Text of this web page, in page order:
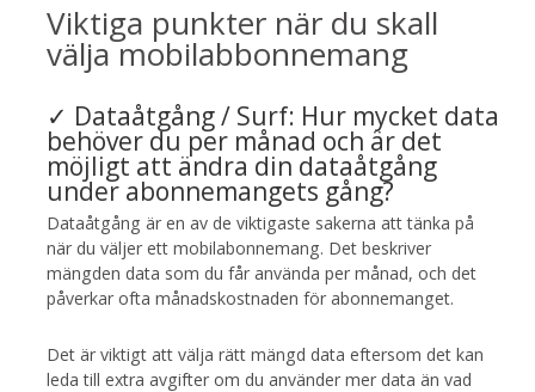
abonnemang och att det är enkelt att
hålla koll på familjens samlade
mobilanvändning.
för betalningen, men andra
medlemmar i familjen kan också få
tillgång till abonnemangets förmåner,
datamängd. Dessa abonnemang
brukar vara fördelaktiga så att man
kan spara pengar jämfört med om var
och en hade haft sitt eget
abonnemang och att det är enkelt att
hålla koll på familjens samlade
mobilanvändning.
Viktiga punkter när du skall
välja mobilabbonnemang
✓ Dataåtgång / Surf: Hur mycket data
behöver du per månad och är det
möjligt att ändra din dataåtgång
under abonnemangets gång?
Dataåtgång är en av de viktigaste sakerna att tänka på
när du väljer ett mobilabonnemang. Det beskriver
mängden data som du får använda per månad, och det
påverkar ofta månadskostnaden för abonnemanget.
Det är viktigt att välja rätt mängd data eftersom det kan
leda till extra avgifter om du använder mer data än vad